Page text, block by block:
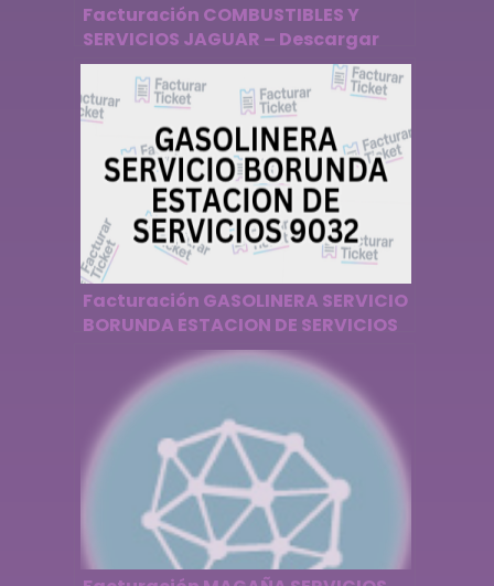
Facturación COMBUSTIBLES Y
SERVICIOS JAGUAR – Descargar
Factura
Facturación GASOLINERA SERVICIO
BORUNDA ESTACION DE SERVICIOS
9032 – Descargar Factura